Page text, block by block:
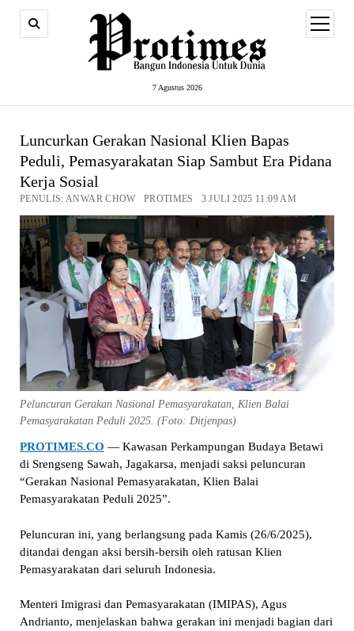
7 Agustus 2026
open
menu
Luncurkan Gerakan Nasional Klien Bapas
Peduli, Pemasyarakatan Siap Sambut Era Pidana
Kerja Sosial
PENULIS: ANWAR CHOW PROTIMES 3 JULI 2025 11:09 AM
Peluncuran Gerakan Nasional Pemasyarakatan, Klien Balai
Pemasyarakatan Peduli 2025. (Foto: Ditjenpas)
PROTIMES.CO — Kawasan Perkampungan Budaya Betawi
di Srengseng Sawah, Jagakarsa, menjadi saksi peluncuran
“Gerakan Nasional Pemasyarakatan, Klien Balai
Pemasyarakatan Peduli 2025”.
Peluncuran ini, yang berlangsung pada Kamis (26/6/2025),
ditandai dengan aksi bersih-bersih oleh ratusan Klien
Pemasyarakatan dari seluruh Indonesia.
Menteri Imigrasi dan Pemasyarakatan (IMIPAS), Agus
Andrianto, menjelaskan bahwa gerakan ini menjadi bagian dari